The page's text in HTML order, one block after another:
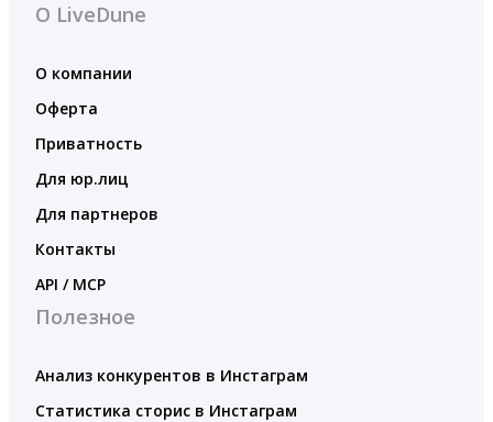
О LiveDune
О компании
Оферта
Приватность
Для юр.лиц
Для партнеров
Контакты
API / MCP
Полезное
Анализ конкурентов в Инстаграм
Статистика сторис в Инстаграм